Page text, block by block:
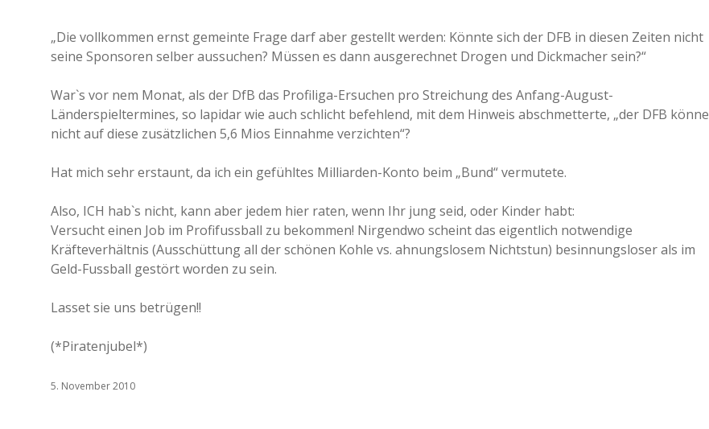
„Die vollkommen ernst gemeinte Frage darf aber gestellt werden: Könnte sich der DFB in diesen Zeiten nicht
seine Sponsoren selber aussuchen? Müssen es dann ausgerechnet Drogen und Dickmacher sein?“
War`s vor nem Monat, als der DfB das Profiliga-Ersuchen pro Streichung des Anfang-August-
Länderspieltermines, so lapidar wie auch schlicht befehlend, mit dem Hinweis abschmetterte, „der DFB könne
nicht auf diese zusätzlichen 5,6 Mios Einnahme verzichten“?
Hat mich sehr erstaunt, da ich ein gefühltes Milliarden-Konto beim „Bund“ vermutete.
Also, ICH hab`s nicht, kann aber jedem hier raten, wenn Ihr jung seid, oder Kinder habt:
Versucht einen Job im Profifussball zu bekommen! Nirgendwo scheint das eigentlich notwendige
Kräfteverhältnis (Ausschüttung all der schönen Kohle vs. ahnungslosem Nichtstun) besinnungsloser als im
Geld-Fussball gestört worden zu sein.
Lasset sie uns betrügen!!
(*Piratenjubel*)
5. November 2010